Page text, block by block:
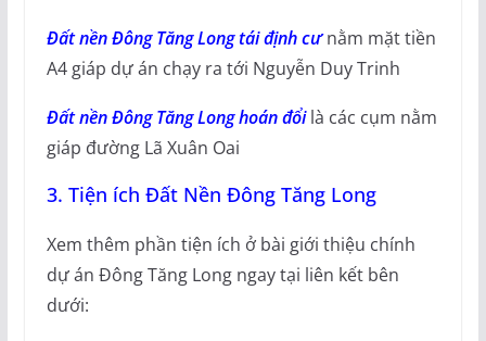
Đất nền Đông Tăng Long tái định cưnằm mặt tiền
A4 giáp dự án chạy ra tới Nguyễn Duy Trinh
Đất nền Đông Tăng Long hoán đổilà các cụm nằm
giáp đường Lã Xuân Oai
3. Tiện ích Đất Nền Đông Tăng Long
Xem thêm phần tiện ích ở bài giới thiệu chính
dự án Đông Tăng Long ngay tại liên kết bên
dưới: